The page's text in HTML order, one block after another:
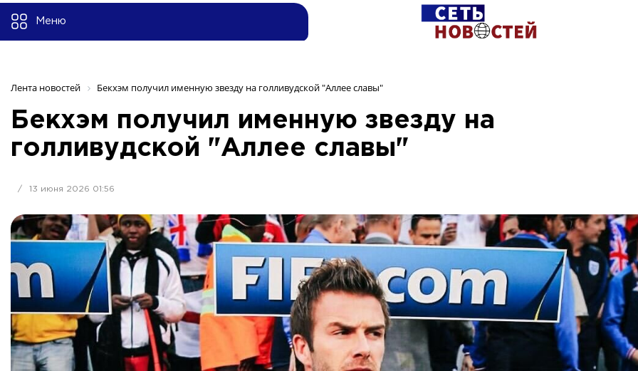
Меню
Лента новостей Бекхэм получил именную звезду на голливудской "Аллее славы"
Бекхэм получил именную звезду на
голливудской "Аллее славы"
/ 13 июня 2026 01:56